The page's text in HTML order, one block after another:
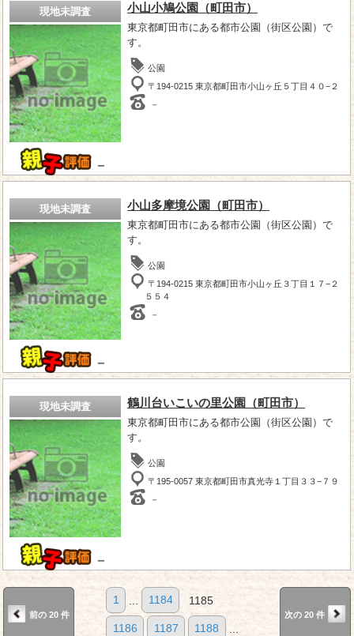
現地未調査
－
小山小鳩公園（町田市）
東京都町田市にある都市公園（街区公園）で
す。
公園
〒194-0215 東京都町田市小山ヶ丘５丁目４０−２
－
現地未調査
－
小山多摩境公園（町田市）
東京都町田市にある都市公園（街区公園）で
す。
公園
〒194-0215 東京都町田市小山ヶ丘３丁目１７−２
５５４
－
現地未調査
－
鶴川台いこいの里公園（町田市）
東京都町田市にある都市公園（街区公園）で
す。
公園
〒195-0057 東京都町田市真光寺１丁目３３−７９
－
前の 20 件
1 1184 1185
1186 1187 1188
次の 20 件